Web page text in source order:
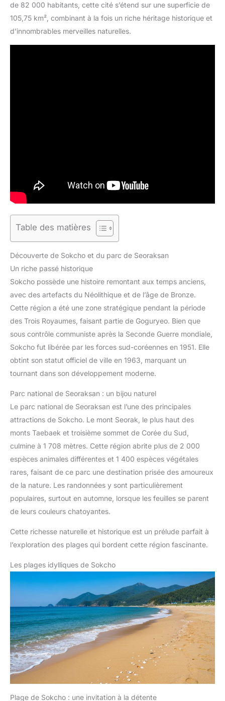
de 82 000 habitants, cette cité s’étend sur une superficie de
105,75 km², combinant à la fois un riche héritage historique et
d’innombrables merveilles naturelles.
Table des matières
Découverte de Sokcho et du parc de Seoraksan
Un riche passé historique
Sokcho possède une histoire remontant aux temps anciens,
avec des artefacts du Néolithique et de l’âge de Bronze.
Cette région a été une zone stratégique pendant la période
des Trois Royaumes, faisant partie de Goguryeo. Bien que
sous contrôle communiste après la Seconde Guerre mondiale,
Sokcho fut libérée par les forces sud-coréennes en 1951. Elle
obtint son statut officiel de ville en 1963, marquant un
tournant dans son développement moderne.
Parc national de Seoraksan : un bijou naturel
Le parc national de Seoraksan est l’une des principales
attractions de Sokcho. Le mont Seorak, le plus haut des
monts Taebaek et troisième sommet de Corée du Sud,
culmine à 1 708 mètres. Cette région abrite plus de 2 000
espèces animales différentes et 1 400 espèces végétales
rares, faisant de ce parc une destination prisée des amoureux
de la nature. Les randonnées y sont particulièrement
populaires, surtout en automne, lorsque les feuilles se parent
de leurs couleurs chatoyantes.
Cette richesse naturelle et historique est un prélude parfait à
l’exploration des plages qui bordent cette région fascinante.
Les plages idylliques de Sokcho
Plage de Sokcho : une invitation à la détente